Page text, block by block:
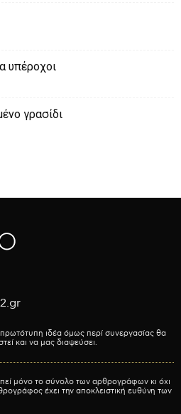
υπέροχοι
γρασίδι
ιδέα όμως περί συνεργασίας θα
και να μας διαψεύσει.
μόνο το σύνολο των αρθρογράφων κι όχι
έχει την αποκλειστική ευθύνη των